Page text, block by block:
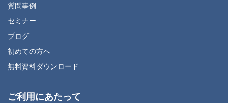
質問事例
セミナー
ブログ
初めての方へ
無料資料ダウンロード
ご利用にあたって